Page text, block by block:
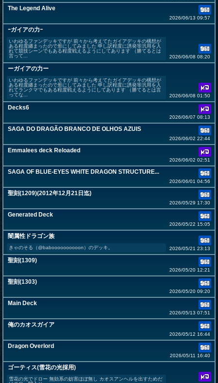
The Legend Alive
2026/06/13 09:57
ｰガイアの力ｰ
いわゆるファンデッキですが 前々から考えてたガイアデッキの構想が
ある程度纏まったので形にしてみました 申し訳程度に誘発等汎用を入
れて競技シーンでもある程度戦えるようにしてあります （勝てるとは
言って...
2026/06/08 08:20
ーガイアの力ー
いわゆるファンデッキですが 前々から考えてたガイアデッキの構想が
ある程度纏まったので形にしてみました 申し訳程度に誘発等汎用を入
れてランクマでもある程度戦えるようにしてあります （勝てるとは言
ってな...
2026/06/08 01:50
Decks6
2026/06/07 08:13
SAGA DO DRAGÃO BRANCO DE OLHOS AZUIS
2026/06/02 22:44
Emmalees deck Reloaded
2026/06/02 02:51
SAGA OF BLUE-EYES WHITE DRAGON STRUCTURE...
2026/06/01 04:56
聖刻(1209)(2012年12月21日迄)
2026/05/29 17:30
Generated Deck
2026/05/22 15:05
闇属性ドラゴン族
きゃのそる（@baboooooooooon）のデッキ。 2026/05/21 23:13
聖刻(1309)
2026/05/20 12:21
聖刻(1303)
2026/05/20 09:20
Main Deck
2026/05/13 07:51
俺のカオスガイア
2026/05/12 16:44
Dragon Overlord
2026/05/11 16:40
ゴーティス(雪花の光採用)
雪花の光でドロー 無効系の妨害ほぼ無し カオスアンヘルを出すためだ